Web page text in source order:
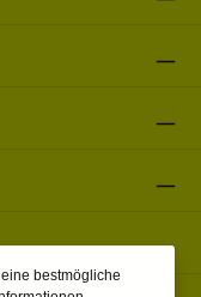
bestmögliche